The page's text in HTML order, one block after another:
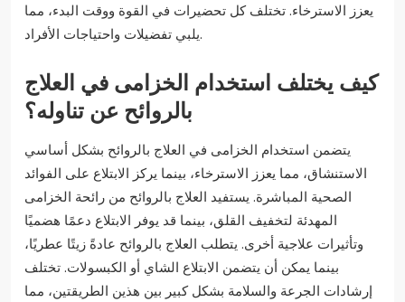
يعزز الاسترخاء. تختلف كل تحضيرات في القوة ووقت البدء، مما
يلبي تفضيلات واحتياجات الأفراد.
كيف يختلف استخدام الخزامى في العلاج
بالروائح عن تناوله؟
يتضمن استخدام الخزامى في العلاج بالروائح بشكل أساسي
الاستنشاق، مما يعزز الاسترخاء، بينما يركز الابتلاع على الفوائد
الصحية المباشرة. يستفيد العلاج بالروائح من رائحة الخزامى
المهدئة لتخفيف القلق، بينما قد يوفر الابتلاع دعمًا هضميًا
وتأثيرات علاجية أخرى. يتطلب العلاج بالروائح عادةً زيتًا عطريًا،
بينما يمكن أن يتضمن الابتلاع الشاي أو الكبسولات. تختلف
إرشادات الجرعة والسلامة بشكل كبير بين هذين الطريقتين، مما